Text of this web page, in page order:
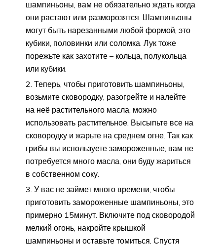
шампиньоны, вам не обязательно ждать когда
они растают или разморозятся. Шампиньоны
могут быть нарезанными любой формой, это
кубики, половинки или соломка. Лук тоже
порежьте как захотите – кольца, полукольца
или кубики.
Теперь, чтобы приготовить шампиньоны,
возьмите сковородку, разогрейте и налейте
на неё растительного масла, можно
использовать растительное. Высыпьте все на
сковородку и жарьте на среднем огне. Так как
грибы вы используете замороженные, вам не
потребуется много масла, они буду жариться
в собственном соку.
У вас не займет много времени, чтобы
приготовить замороженные шампиньоны, это
примерно 15минут. Включите под сковородой
мелкий огонь, накройте крышкой
шампиньоны и оставьте томиться. Спустя